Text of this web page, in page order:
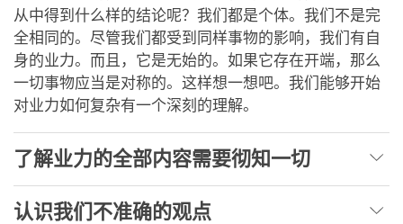
从中得到什么样的结论呢？我们都是个体。我们不是完
全相同的。尽管我们都受到同样事物的影响，我们有自
身的业力。而且，它是无始的。如果它存在开端，那么
一切事物应当是对称的。这样想一想吧。我们能够开始
对业力如何复杂有一个深刻的理解。
了解业力的全部内容需要彻知一切
认识我们不准确的观点